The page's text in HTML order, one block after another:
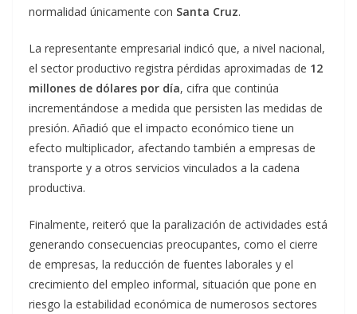
normalidad únicamente con Santa Cruz.
La representante empresarial indicó que, a nivel nacional,
el sector productivo registra pérdidas aproximadas de 12
millones de dólares por día, cifra que continúa
incrementándose a medida que persisten las medidas de
presión. Añadió que el impacto económico tiene un
efecto multiplicador, afectando también a empresas de
transporte y a otros servicios vinculados a la cadena
productiva.
Finalmente, reiteró que la paralización de actividades está
generando consecuencias preocupantes, como el cierre
de empresas, la reducción de fuentes laborales y el
crecimiento del empleo informal, situación que pone en
riesgo la estabilidad económica de numerosos sectores